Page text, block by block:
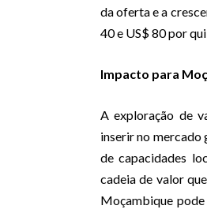
da oferta e a
40 e US$ 80 por
Impacto para
A exploração de
inserir no mercado
de capacidades
cadeia de valor
Moçambique